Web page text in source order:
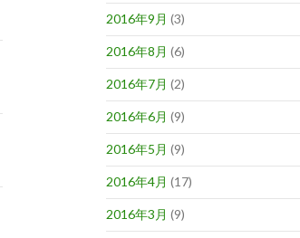
2016年9月 (3)
2016年8月 (6)
2016年7月 (2)
2016年6月 (9)
2016年5月 (9)
2016年4月 (17)
2016年3月 (9)